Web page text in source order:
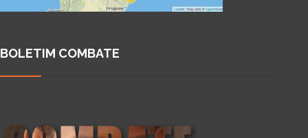
BOLETIM COMBATE